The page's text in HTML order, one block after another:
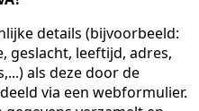
details (bijvoorbeeld:
geslacht, leeftijd, adres,
als deze door de
via een webformulier.